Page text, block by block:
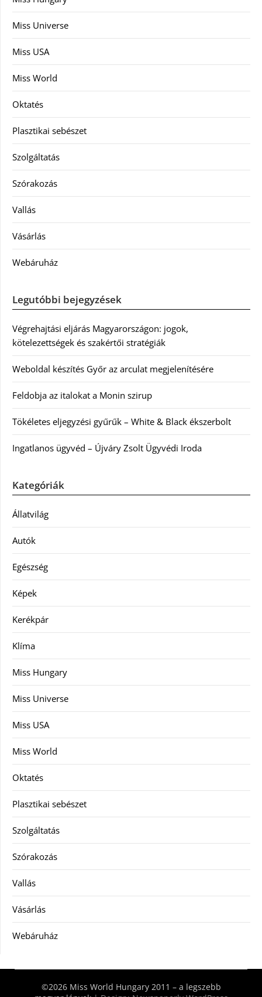
Miss Universe
Miss USA
Miss World
Oktatés
Plasztikai sebészet
Szolgáltatás
Szórakozás
Vallás
Vásárlás
Webáruház
Legutóbbi bejegyzések
Végrehajtási eljárás Magyarországon: jogok,
kötelezettségek és szakértői stratégiák
Weboldal készítés Győr az arculat megjelenítésére
Feldobja az italokat a Monin szirup
Tökéletes eljegyzési gyűrűk – White & Black ékszerbolt
Ingatlanos ügyvéd – Újváry Zsolt Ügyvédi Iroda
Kategóriák
Állatvilág
Autók
Egészség
Képek
Kerékpár
Klíma
Miss Hungary
Miss Universe
Miss USA
Miss World
Oktatés
Plasztikai sebészet
Szolgáltatás
Szórakozás
Vallás
Vásárlás
Webáruház
©2026 Miss World Hungary 2011 – a legszebb